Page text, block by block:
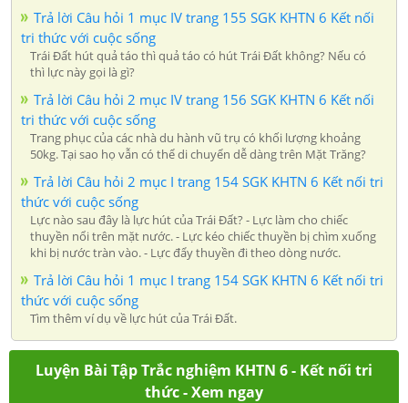
Trả lời Câu hỏi 1 mục IV trang 155 SGK KHTN 6 Kết nối
tri thức với cuộc sống
Trái Đất hút quả táo thì quả táo có hút Trái Đất không? Nếu có
thì lực này gọi là gì?
Trả lời Câu hỏi 2 mục IV trang 156 SGK KHTN 6 Kết nối
tri thức với cuộc sống
Trang phục của các nhà du hành vũ trụ có khối lượng khoảng
50kg. Tại sao họ vẫn có thể di chuyển dễ dàng trên Mặt Trăng?
Trả lời Câu hỏi 2 mục I trang 154 SGK KHTN 6 Kết nối tri
thức với cuộc sống
Lực nào sau đây là lực hút của Trái Đất? - Lực làm cho chiếc
thuyền nổi trên mặt nước. - Lực kéo chiếc thuyền bị chìm xuống
khi bị nước tràn vào. - Lực đẩy thuyền đi theo dòng nước.
Trả lời Câu hỏi 1 mục I trang 154 SGK KHTN 6 Kết nối tri
thức với cuộc sống
Tìm thêm ví dụ về lực hút của Trái Đất.
Luyện Bài Tập Trắc nghiệm KHTN 6 - Kết nối tri
thức - Xem ngay